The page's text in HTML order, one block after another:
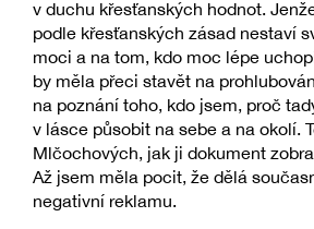
v duchu křesťanských hodnot.
podle křesťanských zásad nestaví
moci a na tom, kdo moc lépe
by měla přeci stavět na
na poznání toho, kdo jsem, proč
v lásce působit na sebe a na okolí.
Mlčochových, jak ji dokument
Až jsem měla pocit, že dělá
negativní reklamu.